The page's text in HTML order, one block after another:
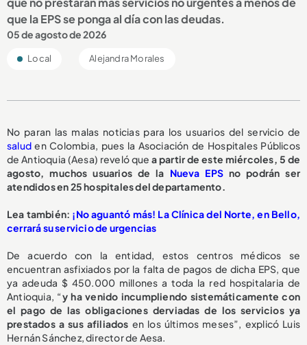
que la EPS se ponga al día con las deudas.
05 de agosto de 2026
Local Alejandra Morales
No paran las malas noticias para los usuarios del servicio de
salud en Colombia, pues la Asociación de Hospitales Públicos
de Antioquia (Aesa) reveló quea partir de este miércoles, 5 de
agosto, muchos usuarios de la Nueva EPS no podrán ser
atendidos en 25 hospitales del departamento.
Lea también: ¡No aguantó más! La Clínica del Norte, en Bello,
cerrará su servicio de urgencias
De acuerdo con la entidad, estos centros médicos se
encuentran asfixiados por la falta de pagos de dicha EPS, que
ya adeuda $ 450.000 millones a toda la red hospitalaria de
Antioquia, “y ha venido incumpliendo sistemáticamente con
el pago de las obligaciones derviadas de los servicios ya
prestados a sus afiliados en los últimos meses”, explicó Luis
Hernán Sánchez, director de Aesa.